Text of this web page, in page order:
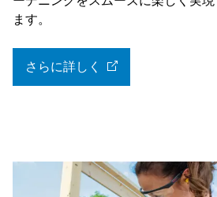
ます。
さらに詳しく